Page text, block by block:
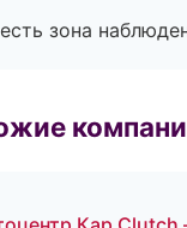
зона